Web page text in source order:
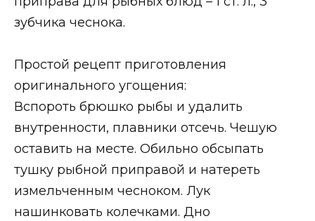
зубчика чеснока.
Простой рецепт приготовления
оригинального угощения:
Вспороть брюшко рыбы и удалить
внутренности, плавники отсечь. Чешую
оставить на месте. Обильно обсыпать
тушку рыбной приправой и натереть
измельченным чесноком. Лук
нашинковать колечками. Дно